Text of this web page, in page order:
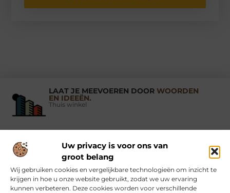
Uw privacy is voor ons van
groot belang
Wij gebruiken cookies en vergelijkbare technologieën om inzicht te
krijgen in hoe u onze website gebruikt, zodat we uw ervaring
kunnen verbeteren. Deze cookies worden voor verschillende
LAAT JE MEEVOEREN DOOR WOORDEN
EN IDEEËN.
Thuis winkel
Vind Ons Hier :